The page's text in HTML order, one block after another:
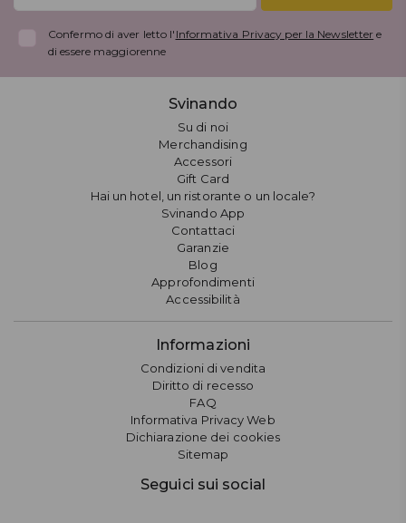
Confermo di aver letto l' Informativa Privacy per la Newsletter e
di essere maggiorenne
Svinando
Su di noi
Merchandising
Accessori
Gift Card
Hai un hotel, un ristorante o un locale?
Svinando App
Contattaci
Garanzie
Blog
Approfondimenti
Accessibilità
Informazioni
Condizioni di vendita
Diritto di recesso
FAQ
Informativa Privacy Web
Dichiarazione dei cookies
Sitemap
Seguici sui social